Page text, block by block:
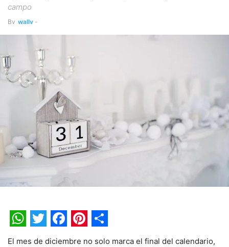
campo
By wally -
WhatsApp
Twitter
Facebook
Pinterest
Share
El mes de diciembre no solo marca el final del calendario,